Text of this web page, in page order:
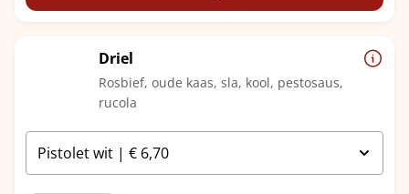
Driel
Rosbief, oude kaas, sla, kool, pestosaus,
rucola